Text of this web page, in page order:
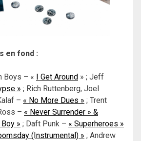
en fond :
Boys – « I Get Around » ; Jeff
» ; Rich Ruttenberg, Joel
– « No More Dues » ; Trent
– « Never Surrender » &
» ; Daft Punk – « Superheroes »
(Instrumental) » ; Andrew